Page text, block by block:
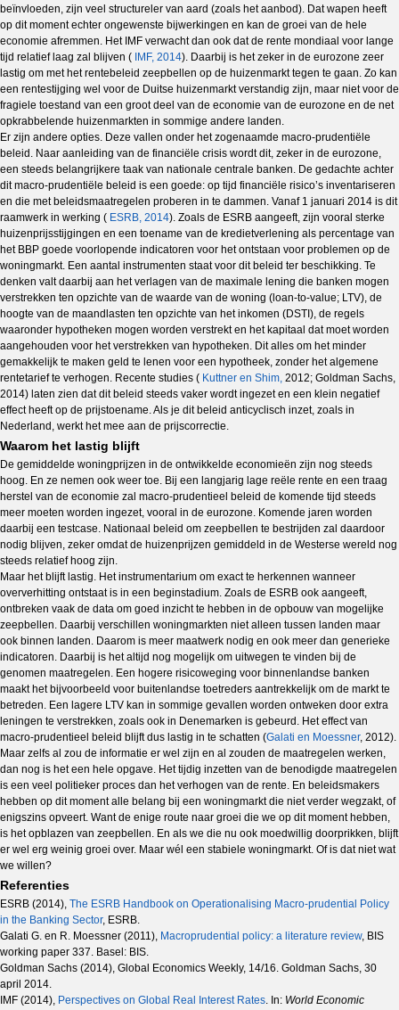
beïnvloeden, zijn veel structureler van aard (zoals het aanbod). Dat wapen heeft
op dit moment echter ongewenste bijwerkingen en kan de groei van de hele
economie afremmen. Het IMF verwacht dan ook dat de rente mondiaal voor lange
tijd relatief laag zal blijven ( IMF, 2014). Daarbij is het zeker in de eurozone zeer
lastig om met het rentebeleid zeepbellen op de huizenmarkt tegen te gaan. Zo kan
een rentestijging wel voor de Duitse huizenmarkt verstandig zijn, maar niet voor de
fragiele toestand van een groot deel van de economie van de eurozone en de net
opkrabbelende huizenmarkten in sommige andere landen.
Er zijn andere opties. Deze vallen onder het zogenaamde macro-prudentiële
beleid. Naar aanleiding van de financiële crisis wordt dit, zeker in de eurozone,
een steeds belangrijkere taak van nationale centrale banken. De gedachte achter
dit macro-prudentiële beleid is een goede: op tijd financiële risico’s inventariseren
en die met beleidsmaatregelen proberen in te dammen. Vanaf 1 januari 2014 is dit
raamwerk in werking ( ESRB, 2014). Zoals de ESRB aangeeft, zijn vooral sterke
huizenprijsstijgingen en een toename van de kredietverlening als percentage van
het BBP goede voorlopende indicatoren voor het ontstaan voor problemen op de
woningmarkt. Een aantal instrumenten staat voor dit beleid ter beschikking. Te
denken valt daarbij aan het verlagen van de maximale lening die banken mogen
verstrekken ten opzichte van de waarde van de woning (loan-to-value; LTV), de
hoogte van de maandlasten ten opzichte van het inkomen (DSTI), de regels
waaronder hypotheken mogen worden verstrekt en het kapitaal dat moet worden
aangehouden voor het verstrekken van hypotheken. Dit alles om het minder
gemakkelijk te maken geld te lenen voor een hypotheek, zonder het algemene
rentetarief te verhogen. Recente studies ( Kuttner en Shim, 2012; Goldman Sachs,
2014) laten zien dat dit beleid steeds vaker wordt ingezet en een klein negatief
effect heeft op de prijstoename. Als je dit beleid anticyclisch inzet, zoals in
Nederland, werkt het mee aan de prijscorrectie.
Waarom het lastig blijft
De gemiddelde woningprijzen in de ontwikkelde economieën zijn nog steeds
hoog. En ze nemen ook weer toe. Bij een langjarig lage reële rente en een traag
herstel van de economie zal macro-prudentieel beleid de komende tijd steeds
meer moeten worden ingezet, vooral in de eurozone. Komende jaren worden
daarbij een testcase. Nationaal beleid om zeepbellen te bestrijden zal daardoor
nodig blijven, zeker omdat de huizenprijzen gemiddeld in de Westerse wereld nog
steeds relatief hoog zijn.
Maar het blijft lastig. Het instrumentarium om exact te herkennen wanneer
oververhitting ontstaat is in een beginstadium. Zoals de ESRB ook aangeeft,
ontbreken vaak de data om goed inzicht te hebben in de opbouw van mogelijke
zeepbellen. Daarbij verschillen woningmarkten niet alleen tussen landen maar
ook binnen landen. Daarom is meer maatwerk nodig en ook meer dan generieke
indicatoren. Daarbij is het altijd nog mogelijk om uitwegen te vinden bij de
genomen maatregelen. Een hogere risicoweging voor binnenlandse banken
maakt het bijvoorbeeld voor buitenlandse toetreders aantrekkelijk om de markt te
betreden. Een lagere LTV kan in sommige gevallen worden ontweken door extra
leningen te verstrekken, zoals ook in Denemarken is gebeurd. Het effect van
macro-prudentieel beleid blijft dus lastig in te schatten (Galati en Moessner, 2012).
Maar zelfs al zou de informatie er wel zijn en al zouden de maatregelen werken,
dan nog is het een hele opgave. Het tijdig inzetten van de benodigde maatregelen
is een veel politieker proces dan het verhogen van de rente. En beleidsmakers
hebben op dit moment alle belang bij een woningmarkt die niet verder wegzakt, of
enigszins opveert. Want de enige route naar groei die we op dit moment hebben,
is het opblazen van zeepbellen. En als we die nu ook moedwillig doorprikken, blijft
er wel erg weinig groei over. Maar wél een stabiele woningmarkt. Of is dat niet wat
we willen?
Referenties
ESRB (2014), The ESRB Handbook on Operationalising Macro-prudential Policy
in the Banking Sector, ESRB.
Galati G. en R. Moessner (2011), Macroprudential policy: a literature review, BIS
working paper 337. Basel: BIS.
Goldman Sachs (2014), Global Economics Weekly, 14/16. Goldman Sachs, 30
april 2014.
IMF (2014), Perspectives on Global Real Interest Rates . In: World Economic